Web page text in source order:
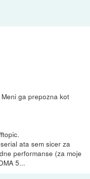
ga prepozna kot
ata sem sicer za
performanse (za moje
5...